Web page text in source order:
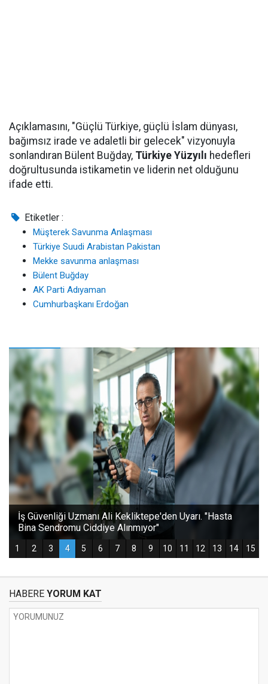
Açıklamasını, "Güçlü Türkiye, güçlü İslam dünyası,
bağımsız irade ve adaletli bir gelecek" vizyonuyla
sonlandıran Bülent Buğday, Türkiye Yüzyılı hedefleri
doğrultusunda istikametin ve liderin net olduğunu
ifade etti.
Etiketler :
Müşterek Savunma Anlaşması
Türkiye Suudi Arabistan Pakistan
Mekke savunma anlaşması
Bülent Buğday
AK Parti Adıyaman
Cumhurbaşkanı Erdoğan
HABERE YORUM KAT